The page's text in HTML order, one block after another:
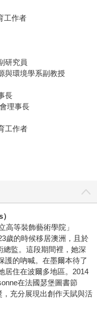
工作者
研究員
與環境學系副教授
長
理事長
工作者
）
高等裝飾藝術學院」
歲的時候移居澳洲，且於
總監。這段期間裡，她深
護的吶喊。在墨爾本待了
居住在波爾多地區。2014
在法國瑟堡圖書節
，充分展現出創作天賦與活